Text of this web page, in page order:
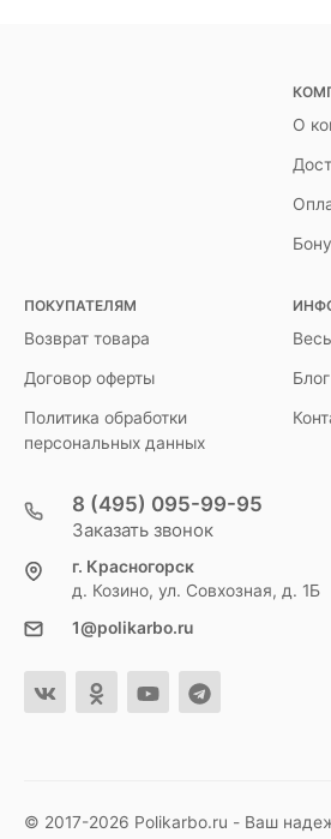
О
ПОКУПАТЕЛЯМ
Возврат товара
Договор оферты
Политика обработки
персональных данных
Блог
8 (495) 095-99-95
Заказать звонок
г. Красногорск
д. Козино, ул. Совхозная, д. 1Б
1@polikarbo.ru
© 2017-2026 Polikarbo.ru - Ваш